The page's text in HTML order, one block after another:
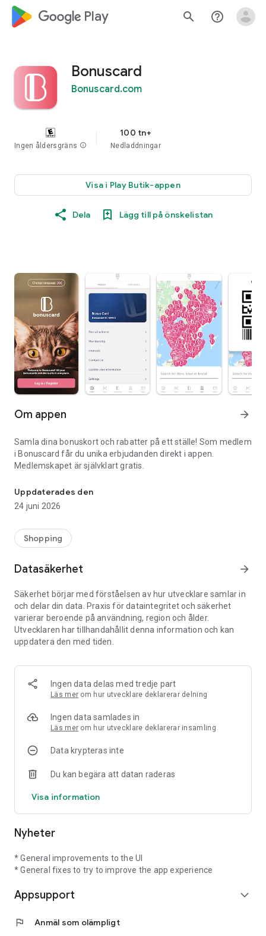
google_logo Play search help_outline
Bonuscard
Bonuscard.com
Ingen åldersgräns info
100 tn+
Nedladdningar
Visa i Play Butik-appen
Dela Lägg till på önskelistan
Om appen arrow_forward
Samla dina bonuskort och rabatter på ett ställe! Som medlem
i Bonuscard får du unika erbjudanden direkt i appen.
Medlemskapet är självklart gratis.
Uppdaterades den
24 juni 2026
Shopping
Datasäkerhet arrow_forward
Säkerhet börjar med förståelsen av hur utvecklare samlar in
och delar din data. Praxis för dataintegritet och säkerhet
varierar beroende på användning, region och ålder.
Utvecklaren har tillhandahållit denna information och kan
uppdatera den med tiden.
Ingen data delas med tredje part
Läs mer om hur utvecklare deklarerar delning
Ingen data samlades in
Läs mer om hur utvecklare deklarerar insamling
Data krypteras inte
Du kan begära att datan raderas
Visa information
Nyheter
* General improvements to the UI
* General fixes to try to improve the app experience
Appsupport expand_more
flag Anmäl som olämpligt